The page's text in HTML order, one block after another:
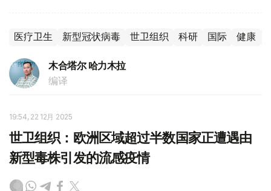
医疗卫生 新型冠状病毒 世卫组织 科研 国际 健康
木合塔尔 哈力木拉
编译
19:54, 22 12月 2025
世卫组织：欧洲区域超过半数国家正遭遇由
新型毒株引发的流感疫情